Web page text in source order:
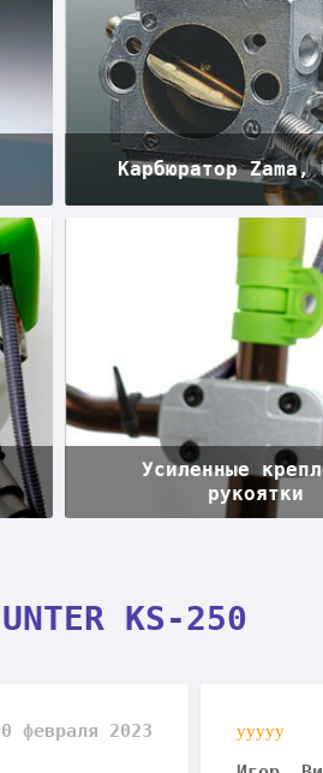
Карбюратор Zama,
Усиленные
рукоятки
KS-250
февраля 2023